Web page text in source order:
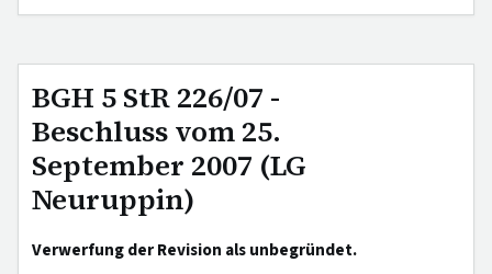
BGH 5 StR 226/07 -
Beschluss vom 25.
September 2007 (LG
Neuruppin)
Verwerfung der Revision als unbegründet.